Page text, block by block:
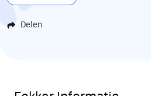
Delen